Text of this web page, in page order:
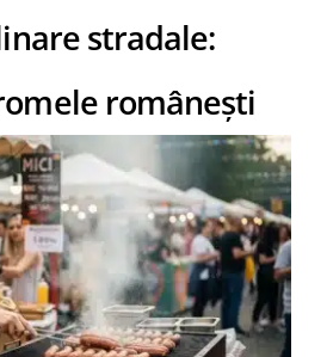
stradale:
românești